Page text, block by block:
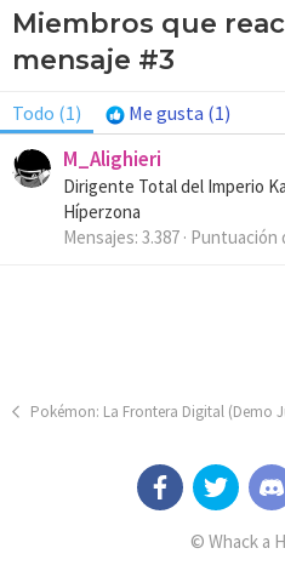
Miembros que
mensaje #3
Todo (1) Me gusta (1)
M_Alighieri
Dirigente Total del Imperio
Híperzona
Mensajes 3.387 Puntuación
Pokémon: La Frontera Digital (Demo
© Whack a